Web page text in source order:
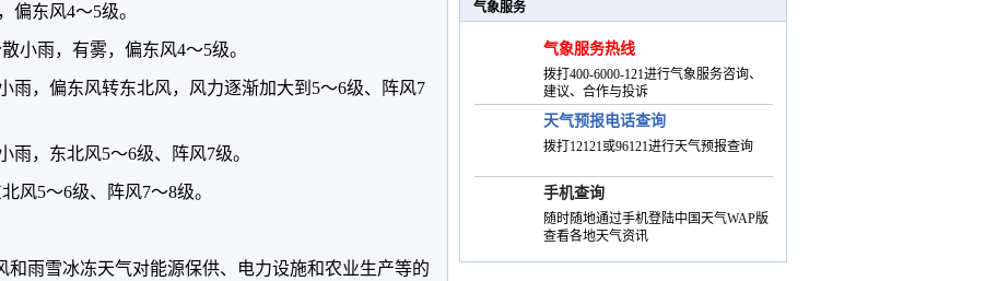
偏东风4～5级。
小雨，有雾，偏东风4～5级。
雨，偏东风转东北风，风力逐渐加大到5～6级、阵风7
雨，东北风5～6级、阵风7级。
风5～6级、阵风7～8级。
和雨雪冰冻天气对能源保供、电力设施和农业生产等的
气象服务
气象服务热线
拨打400-6000-121进行气象服务咨询、
建议、合作与投诉
天气预报电话查询
拨打12121或96121进行天气预报查询
手机查询
随时随地通过手机登陆中国天气WAP版
查看各地天气资讯